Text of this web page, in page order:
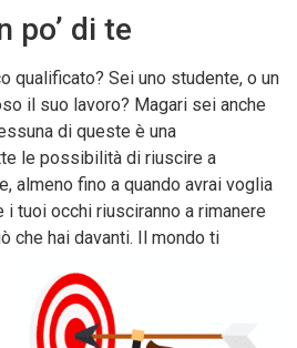
po’ di te
qualificato? Sei uno studente, o un
il suo lavoro? Magari sei anche
di queste è una
le possibilità di riuscire a
almeno fino a quando avrai voglia
tuoi occhi riusciranno a rimanere
che hai davanti. Il mondo ti